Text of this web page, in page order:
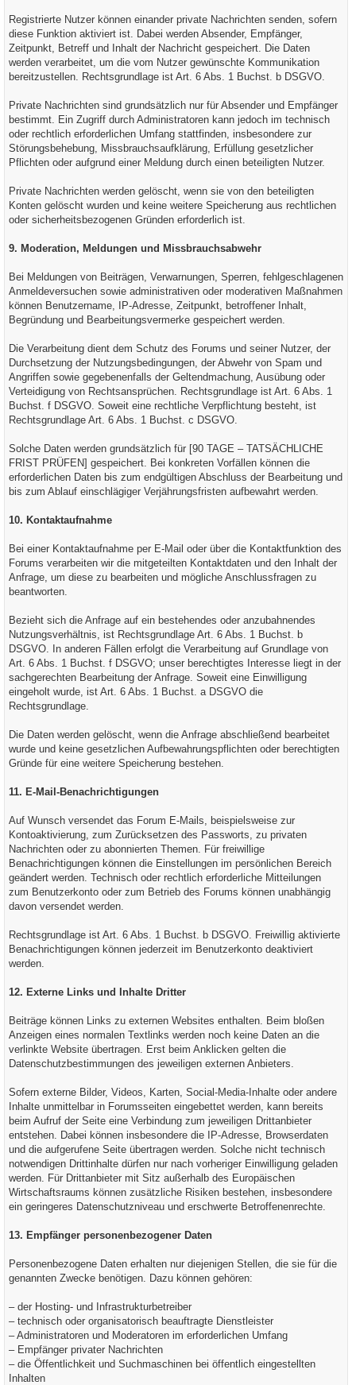
Registrierte Nutzer können einander private Nachrichten senden, sofern
diese Funktion aktiviert ist. Dabei werden Absender, Empfänger,
Zeitpunkt, Betreff und Inhalt der Nachricht gespeichert. Die Daten
werden verarbeitet, um die vom Nutzer gewünschte Kommunikation
bereitzustellen. Rechtsgrundlage ist Art. 6 Abs. 1 Buchst. b DSGVO.
Private Nachrichten sind grundsätzlich nur für Absender und Empfänger
bestimmt. Ein Zugriff durch Administratoren kann jedoch im technisch
oder rechtlich erforderlichen Umfang stattfinden, insbesondere zur
Störungsbehebung, Missbrauchsaufklärung, Erfüllung gesetzlicher
Pflichten oder aufgrund einer Meldung durch einen beteiligten Nutzer.
Private Nachrichten werden gelöscht, wenn sie von den beteiligten
Konten gelöscht wurden und keine weitere Speicherung aus rechtlichen
oder sicherheitsbezogenen Gründen erforderlich ist.
9. Moderation, Meldungen und Missbrauchsabwehr
Bei Meldungen von Beiträgen, Verwarnungen, Sperren, fehlgeschlagenen
Anmeldeversuchen sowie administrativen oder moderativen Maßnahmen
können Benutzername, IP-Adresse, Zeitpunkt, betroffener Inhalt,
Begründung und Bearbeitungsvermerke gespeichert werden.
Die Verarbeitung dient dem Schutz des Forums und seiner Nutzer, der
Durchsetzung der Nutzungsbedingungen, der Abwehr von Spam und
Angriffen sowie gegebenenfalls der Geltendmachung, Ausübung oder
Verteidigung von Rechtsansprüchen. Rechtsgrundlage ist Art. 6 Abs. 1
Buchst. f DSGVO. Soweit eine rechtliche Verpflichtung besteht, ist
Rechtsgrundlage Art. 6 Abs. 1 Buchst. c DSGVO.
Solche Daten werden grundsätzlich für [90 TAGE – TATSÄCHLICHE
FRIST PRÜFEN] gespeichert. Bei konkreten Vorfällen können die
erforderlichen Daten bis zum endgültigen Abschluss der Bearbeitung und
bis zum Ablauf einschlägiger Verjährungsfristen aufbewahrt werden.
10. Kontaktaufnahme
Bei einer Kontaktaufnahme per E-Mail oder über die Kontaktfunktion des
Forums verarbeiten wir die mitgeteilten Kontaktdaten und den Inhalt der
Anfrage, um diese zu bearbeiten und mögliche Anschlussfragen zu
beantworten.
Bezieht sich die Anfrage auf ein bestehendes oder anzubahnendes
Nutzungsverhältnis, ist Rechtsgrundlage Art. 6 Abs. 1 Buchst. b
DSGVO. In anderen Fällen erfolgt die Verarbeitung auf Grundlage von
Art. 6 Abs. 1 Buchst. f DSGVO; unser berechtigtes Interesse liegt in der
sachgerechten Bearbeitung der Anfrage. Soweit eine Einwilligung
eingeholt wurde, ist Art. 6 Abs. 1 Buchst. a DSGVO die
Rechtsgrundlage.
Die Daten werden gelöscht, wenn die Anfrage abschließend bearbeitet
wurde und keine gesetzlichen Aufbewahrungspflichten oder berechtigten
Gründe für eine weitere Speicherung bestehen.
11. E-Mail-Benachrichtigungen
Auf Wunsch versendet das Forum E-Mails, beispielsweise zur
Kontoaktivierung, zum Zurücksetzen des Passworts, zu privaten
Nachrichten oder zu abonnierten Themen. Für freiwillige
Benachrichtigungen können die Einstellungen im persönlichen Bereich
geändert werden. Technisch oder rechtlich erforderliche Mitteilungen
zum Benutzerkonto oder zum Betrieb des Forums können unabhängig
davon versendet werden.
Rechtsgrundlage ist Art. 6 Abs. 1 Buchst. b DSGVO. Freiwillig aktivierte
Benachrichtigungen können jederzeit im Benutzerkonto deaktiviert
werden.
12. Externe Links und Inhalte Dritter
Beiträge können Links zu externen Websites enthalten. Beim bloßen
Anzeigen eines normalen Textlinks werden noch keine Daten an die
verlinkte Website übertragen. Erst beim Anklicken gelten die
Datenschutzbestimmungen des jeweiligen externen Anbieters.
Sofern externe Bilder, Videos, Karten, Social-Media-Inhalte oder andere
Inhalte unmittelbar in Forumsseiten eingebettet werden, kann bereits
beim Aufruf der Seite eine Verbindung zum jeweiligen Drittanbieter
entstehen. Dabei können insbesondere die IP-Adresse, Browserdaten
und die aufgerufene Seite übertragen werden. Solche nicht technisch
notwendigen Drittinhalte dürfen nur nach vorheriger Einwilligung geladen
werden. Für Drittanbieter mit Sitz außerhalb des Europäischen
Wirtschaftsraums können zusätzliche Risiken bestehen, insbesondere
ein geringeres Datenschutzniveau und erschwerte Betroffenenrechte.
13. Empfänger personenbezogener Daten
Personenbezogene Daten erhalten nur diejenigen Stellen, die sie für die
genannten Zwecke benötigen. Dazu können gehören:
– der Hosting- und Infrastrukturbetreiber
– technisch oder organisatorisch beauftragte Dienstleister
– Administratoren und Moderatoren im erforderlichen Umfang
– Empfänger privater Nachrichten
– die Öffentlichkeit und Suchmaschinen bei öffentlich eingestellten
Inhalten